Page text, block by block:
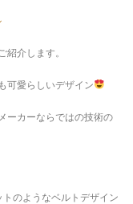
紹介します。
可愛らしいデザイン
ーカーならではの技術の
のようなベルトデザイン